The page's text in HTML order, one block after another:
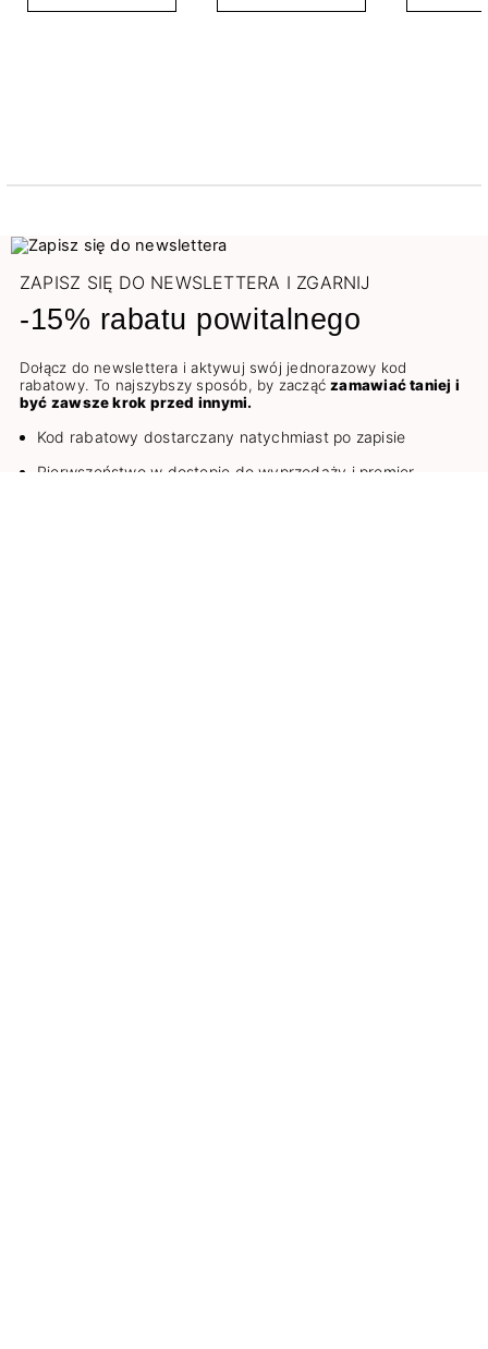
ZAPISZ SIĘ DO NEWSLETTERA I ZGARNIJ
-15% rabatu powitalnego
Dołącz do newslettera i aktywuj swój jednorazowy kod
rabatowy. To najszybszy sposób, by zacząćzamawiać taniej i
być zawsze krok przed innymi.
Kod rabatowy dostarczany natychmiast po zapisie
Pierwszeństwo w dostępie do wyprzedaży i premier